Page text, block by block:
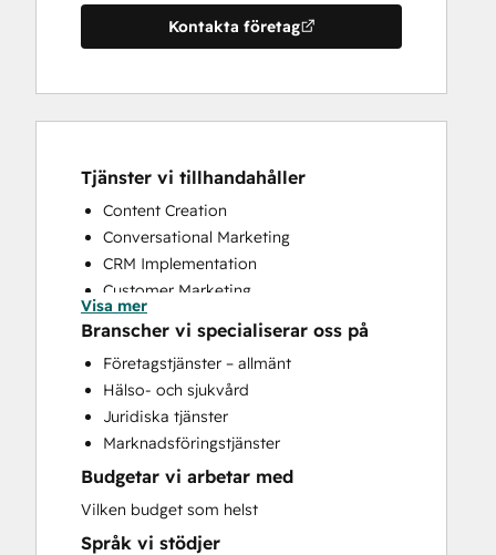
Kontakta företag
Tjänster vi tillhandahåller
Content Creation
Conversational Marketing
CRM Implementation
Customer Marketing
Customer Survey and Analysis
Email Marketing
Full Inbound Marketing Services
Paid Advertising
Programmable Automation
Visa mer
Branscher vi specialiserar oss på
Företagstjänster – allmänt
Hälso- och sjukvård
Juridiska tjänster
Marknadsföringstjänster
Budgetar vi arbetar med
Vilken budget som helst
Språk vi stödjer